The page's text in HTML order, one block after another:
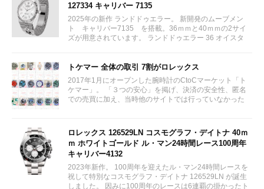
127334 キャリバー 7135
2025年の新作 ランドドゥエラー。 新開発のムーブメン
ト キャリバー7135 を搭載。36ｍｍと40ｍｍの2サイ
ズが用意されています。 ランドドゥエラー 36 オイスタ
トケマー 全体の取引 7割がロレックス
2017年1月にオープンした腕時計のCtoCマーケット「ト
ケマー」。 「３つの安心」を掲げ、決済の安全性、匿名
での売買に加え、当時他のサイトでは行っていなかった
ロレックス 126529LN コスモグラフ・デイトナ 40ｍ
ｍ ホワイトゴールド ル・マン24時間レース100周年
キャリバー4132
2023年新作。 100周年を迎えたル・マン24時間レースを
祝して特別なコスモグラフ・デイトナ 126529LN が誕生
しました。 因みに100周年のレースは6連覇の掛かったト